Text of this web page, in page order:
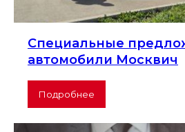
Специальные
автомобили Москвич
Подробнее